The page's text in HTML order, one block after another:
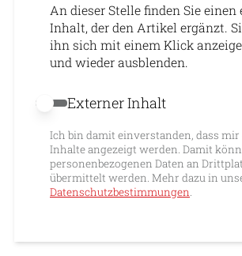
An dieser Stelle finden Sie einen
Inhalt, der den Artikel ergänzt.
ihn sich mit einem Klick
und wieder ausblenden.
Externer Inhalt erlauben
Externer Inhalt
Ich bin damit einverstanden, dass
Inhalte angezeigt werden. Damit
personenbezogenen Daten an
übermittelt werden. Mehr dazu in
Datenschutzbestimmungen.